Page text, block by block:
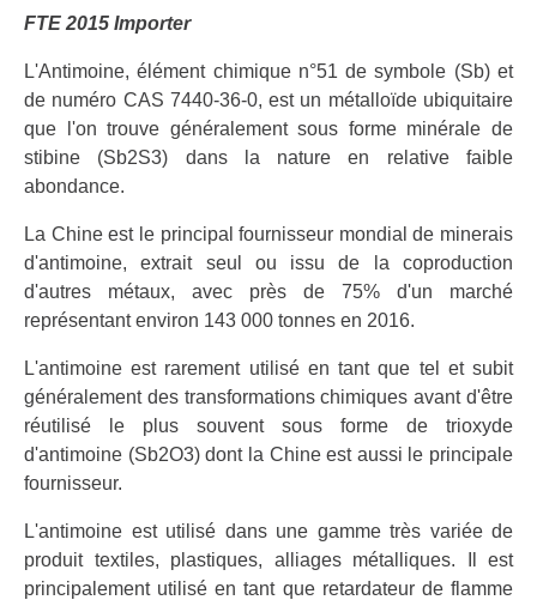
FTE 2015 Importer
L'Antimoine, élément chimique n°51 de symbole (Sb) et
de numéro CAS 7440-36-0, est un métalloïde ubiquitaire
que l'on trouve généralement sous forme minérale de
stibine (Sb2S3) dans la nature en relative faible
abondance.
La Chine est le principal fournisseur mondial de minerais
d'antimoine, extrait seul ou issu de la coproduction
d'autres métaux, avec près de 75% d'un marché
représentant environ 143 000 tonnes en 2016.
L'antimoine est rarement utilisé en tant que tel et subit
généralement des transformations chimiques avant d'être
réutilisé le plus souvent sous forme de trioxyde
d'antimoine (Sb2O3) dont la Chine est aussi le principale
fournisseur.
L'antimoine est utilisé dans une gamme très variée de
produit textiles, plastiques, alliages métalliques. Il est
principalement utilisé en tant que retardateur de flamme